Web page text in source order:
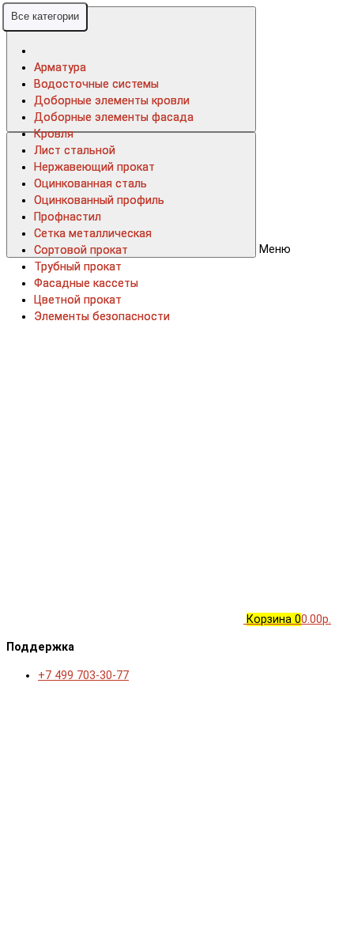
Меню
Корзина 00.00р.
Поддержка
+7 499 703-30-77
Все категории
Арматура
Водосточные системы
Доборные элементы кровли
Доборные элементы фасада
Кровля
Лист стальной
Нержавеющий прокат
Оцинкованная сталь
Оцинкованный профиль
Профнастил
Сетка металлическая
Сортовой прокат
Трубный прокат
Фасадные кассеты
Цветной прокат
Элементы безопасности
Все категории
Арматура
Водосточные системы
Доборные элементы кровли
Доборные элементы фасада
Кровля
Лист стальной
Нержавеющий прокат
Оцинкованная сталь
Оцинкованный профиль
Профнастил
Сетка металлическая
Сортовой прокат
Трубный прокат
Фасадные кассеты
Цветной прокат
Элементы безопасности